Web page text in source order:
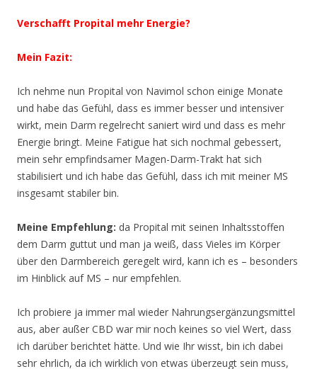
Verschafft Propital mehr Energie?
Mein Fazit:
Ich nehme nun Propital von Navimol schon einige Monate
und habe das Gefühl, dass es immer besser und intensiver
wirkt, mein Darm regelrecht saniert wird und dass es mehr
Energie bringt. Meine Fatigue hat sich nochmal gebessert,
mein sehr empfindsamer Magen-Darm-Trakt hat sich
stabilisiert und ich habe das Gefühl, dass ich mit meiner MS
insgesamt stabiler bin.
Meine Empfehlung: da Propital mit seinen Inhaltsstoffen
dem Darm guttut und man ja weiß, dass Vieles im Körper
über den Darmbereich geregelt wird, kann ich es – besonders
im Hinblick auf MS – nur empfehlen.
Ich probiere ja immer mal wieder Nahrungsergänzungsmittel
aus, aber außer CBD war mir noch keines so viel Wert, dass
ich darüber berichtet hätte. Und wie Ihr wisst, bin ich dabei
sehr ehrlich, da ich wirklich von etwas überzeugt sein muss,